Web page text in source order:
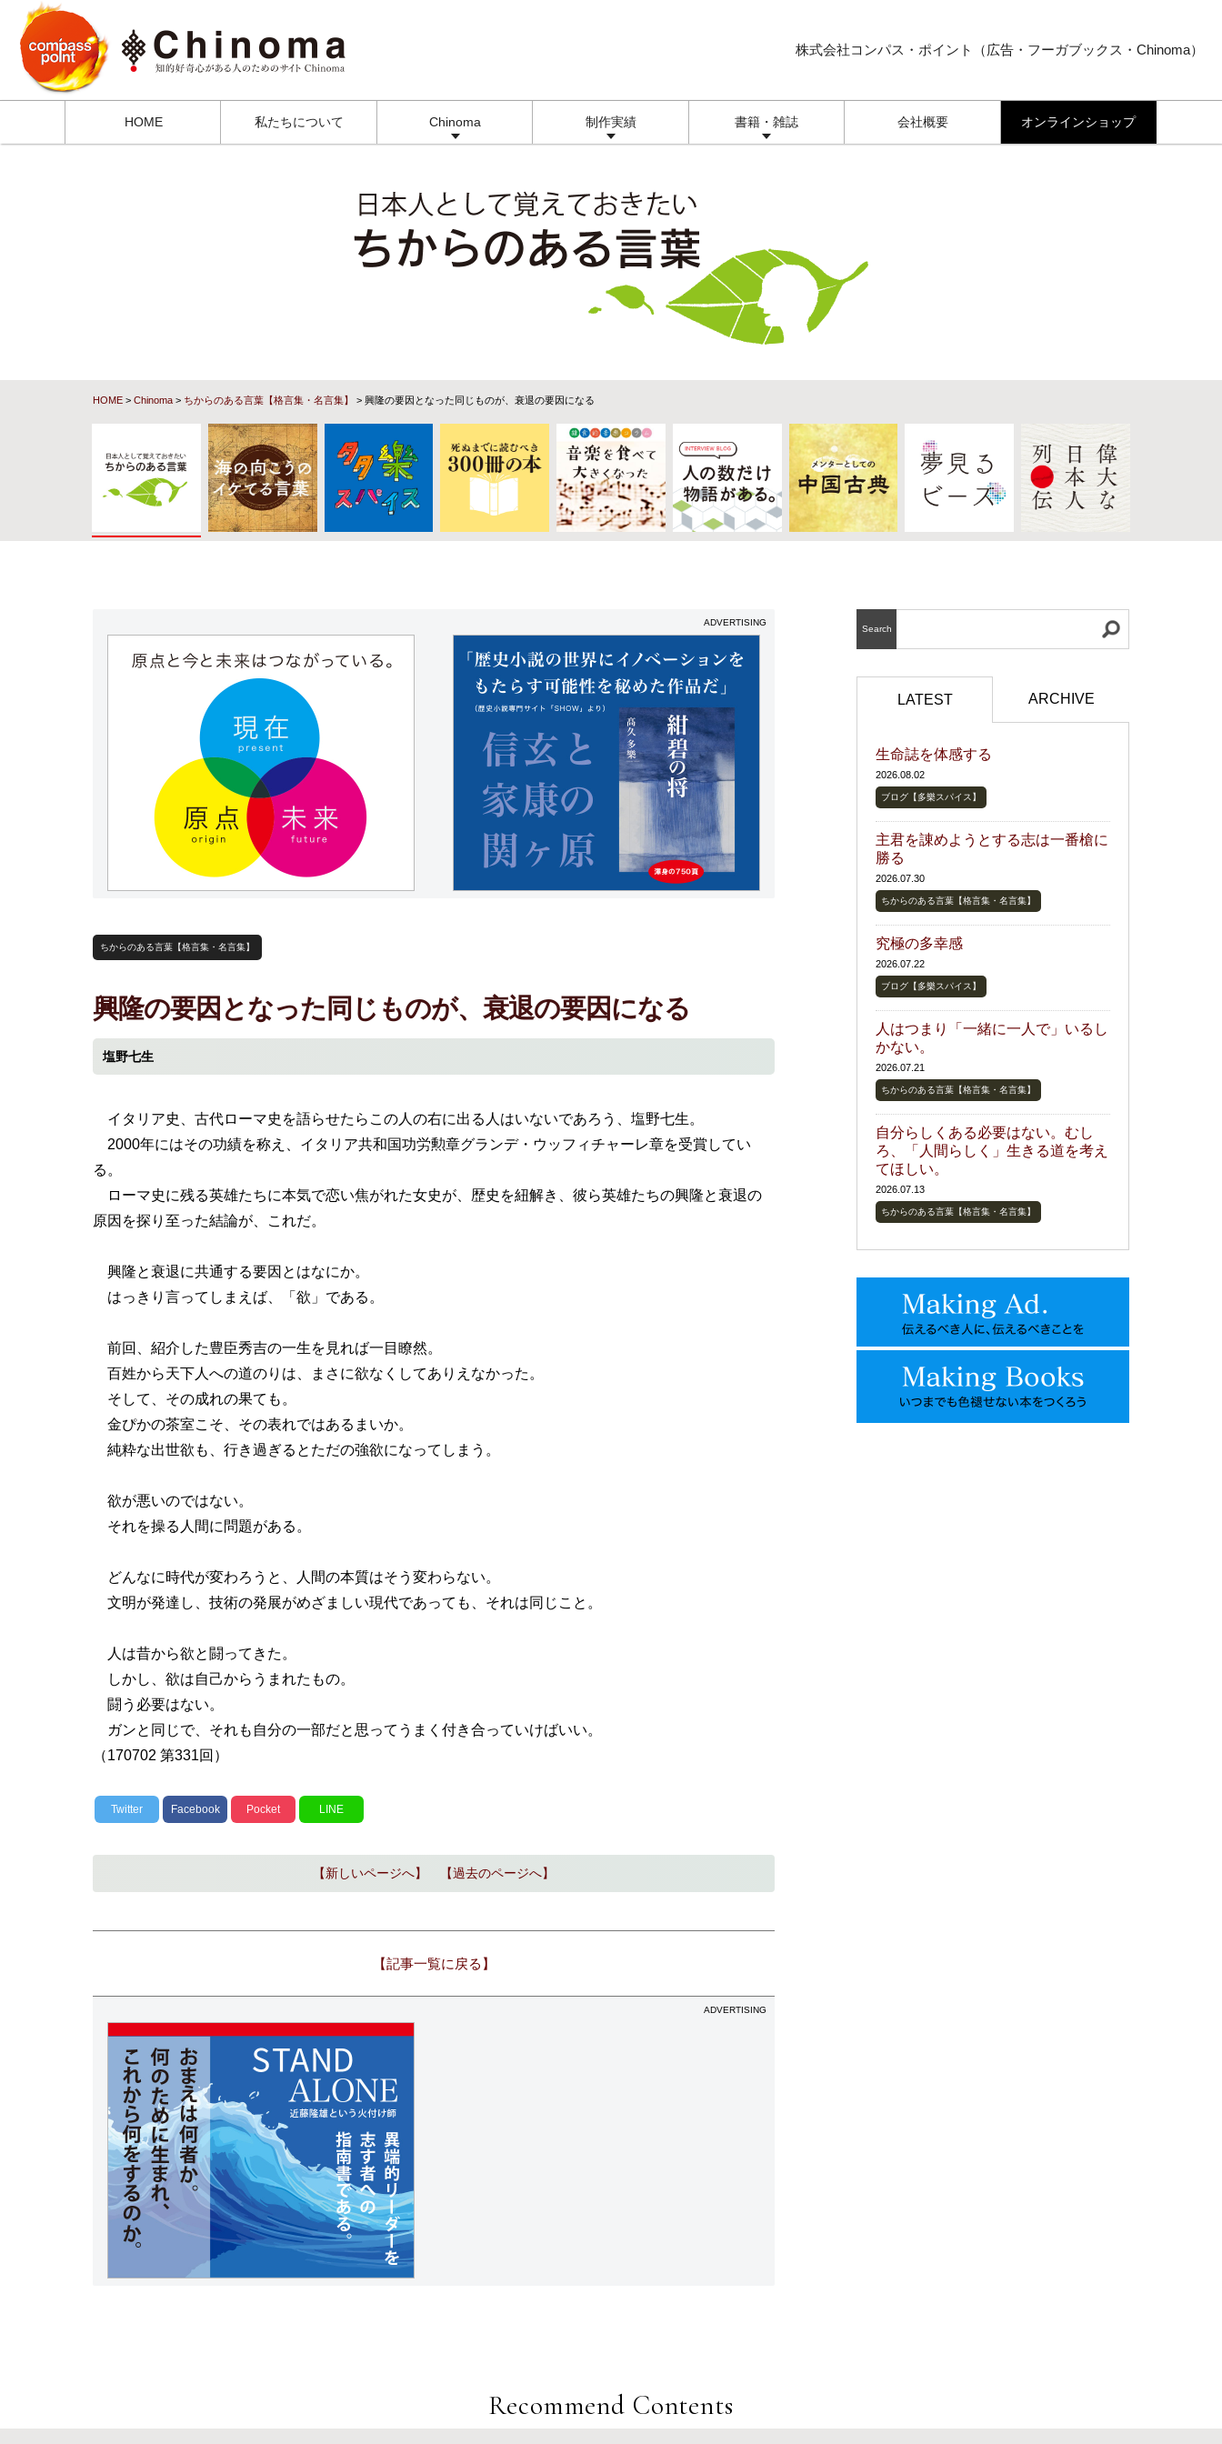
株式会社コンパス・ポイント（広告・フーガブックス・Chinoma）
HOME 私たちについて Chinoma 制作実績 書籍・雑誌 会社概要 オンラインショップ
HOME > Chinoma > ちからのある言葉【格言集・名言集】 > 興隆の要因となった同じものが、衰退の要因になる
ADVERTISING
ちからのある言葉【格言集・名言集】
興隆の要因となった同じものが、衰退の要因になる
塩野七生
イタリア史、古代ローマ史を語らせたらこの人の右に出る人はいないであろう、塩野七生。
2000年にはその功績を称え、イタリア共和国功労勲章グランデ・ウッフィチャーレ章を受賞してい
る。
ローマ史に残る英雄たちに本気で恋い焦がれた女史が、歴史を紐解き、彼ら英雄たちの興隆と衰退の
原因を探り至った結論が、これだ。
興隆と衰退に共通する要因とはなにか。
はっきり言ってしまえば、「欲」である。
前回、紹介した豊臣秀吉の一生を見れば一目瞭然。
百姓から天下人への道のりは、まさに欲なくしてありえなかった。
そして、その成れの果ても。
金ぴかの茶室こそ、その表れではあるまいか。
純粋な出世欲も、行き過ぎるとただの強欲になってしまう。
欲が悪いのではない。
それを操る人間に問題がある。
どんなに時代が変わろうと、人間の本質はそう変わらない。
文明が発達し、技術の発展がめざましい現代であっても、それは同じこと。
人は昔から欲と闘ってきた。
しかし、欲は自己からうまれたもの。
闘う必要はない。
ガンと同じで、それも自分の一部だと思ってうまく付き合っていけばいい。
（170702 第331回）
Twitter Facebook Pocket LINE
【新しいページへ】 【過去のページへ】
【記事一覧に戻る】
ADVERTISING
Search
LATEST ARCHIVE
生命誌を体感する
2026.08.02
ブログ【多樂スパイス】
主君を諌めようとする志は一番槍に
勝る
2026.07.30
ちからのある言葉【格言集・名言集】
究極の多幸感
2026.07.22
ブログ【多樂スパイス】
人はつまり「一緒に一人で」いるし
かない。
2026.07.21
ちからのある言葉【格言集・名言集】
自分らしくある必要はない。むし
ろ、「人間らしく」生きる道を考え
てほしい。
2026.07.13
ちからのある言葉【格言集・名言集】
Recommend Contents